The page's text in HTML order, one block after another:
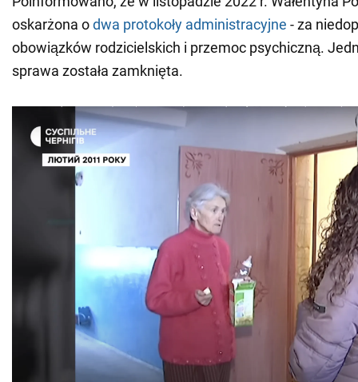
oskarżona odwa protokoły administracyjne - za
obowiązków rodzicielskich i przemoc psychiczną.
sprawa została zamknięta.